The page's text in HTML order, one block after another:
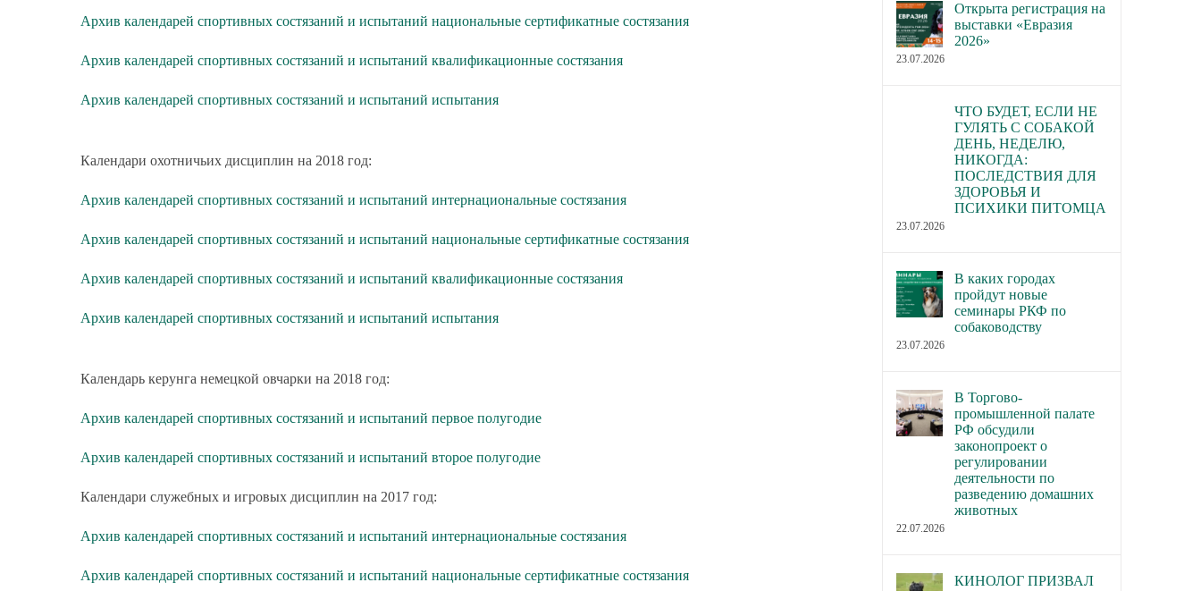
Архив календарей спортивных состязаний и испытаний национальные сертификатные состязания
Архив календарей спортивных состязаний и испытаний квалификационные состязания
Архив календарей спортивных состязаний и испытаний испытания
Календари охотничьих дисциплин на 2018 год:
Архив календарей спортивных состязаний и испытаний интернациональные состязания
Архив календарей спортивных состязаний и испытаний национальные сертификатные состязания
Архив календарей спортивных состязаний и испытаний квалификационные состязания
Архив календарей спортивных состязаний и испытаний испытания
Календарь керунга немецкой овчарки на 2018 год:
Архив календарей спортивных состязаний и испытаний первое полугодие
Архив календарей спортивных состязаний и испытаний второе полугодие
Календари служебных и игровых дисциплин на 2017 год:
Архив календарей спортивных состязаний и испытаний интернациональные состязания
Архив календарей спортивных состязаний и испытаний национальные сертификатные состязания
Открыта регистрация на
выставки «Евразия
2026»
23.07.2026
ЧТО БУДЕТ, ЕСЛИ НЕ
ГУЛЯТЬ С СОБАКОЙ
ДЕНЬ, НЕДЕЛЮ,
НИКОГДА:
ПОСЛЕДСТВИЯ ДЛЯ
ЗДОРОВЬЯ И
ПСИХИКИ ПИТОМЦА
23.07.2026
В каких городах
пройдут новые
семинары РКФ по
собаководству
23.07.2026
В Торгово-
промышленной палате
РФ обсудили
законопроект о
регулировании
деятельности по
разведению домашних
животных
22.07.2026
КИНОЛОГ ПРИЗВАЛ